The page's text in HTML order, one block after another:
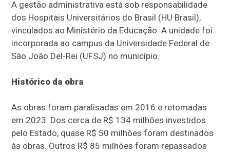
A gestão administrativa está sob responsabilidade
dos Hospitais Universitários do Brasil (HU Brasil),
vinculados ao Ministério da Educação. A unidade foi
incorporada ao campus da Universidade Federal de
São João Del-Rei (UFSJ) no município.
Histórico da obra
As obras foram paralisadas em 2016 e retomadas
em 2023. Dos cerca de R$ 134 milhões investidos
pelo Estado, quase R$ 50 milhões foram destinados
às obras. Outros R$ 85 milhões foram repassados